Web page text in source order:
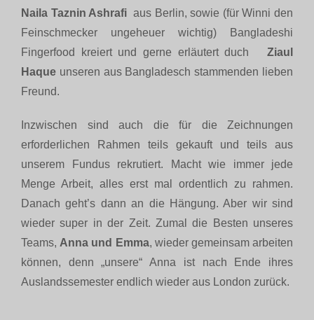
Naila Taznin Ashrafi aus Berlin, sowie (für Winni den
Feinschmecker ungeheuer wichtig) Bangladeshi
Fingerfood kreiert und gerne erläutert duch Ziaul
Haque unseren aus Bangladesch stammenden lieben
Freund.
Inzwischen sind auch die für die Zeichnungen
erforderlichen Rahmen teils gekauft und teils aus
unserem Fundus rekrutiert. Macht wie immer jede
Menge Arbeit, alles erst mal ordentlich zu rahmen.
Danach geht’s dann an die Hängung. Aber wir sind
wieder super in der Zeit. Zumal die Besten unseres
Teams, Anna und Emma, wieder gemeinsam arbeiten
können, denn „unsere“ Anna ist nach Ende ihres
Auslandssemester endlich wieder aus London zurück.